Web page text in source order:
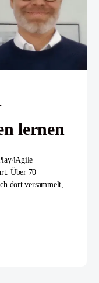
lernen
Über 70
dort versammelt,